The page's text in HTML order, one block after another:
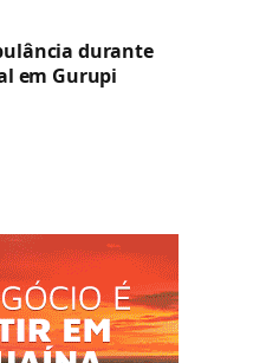
durante
em Gurupi